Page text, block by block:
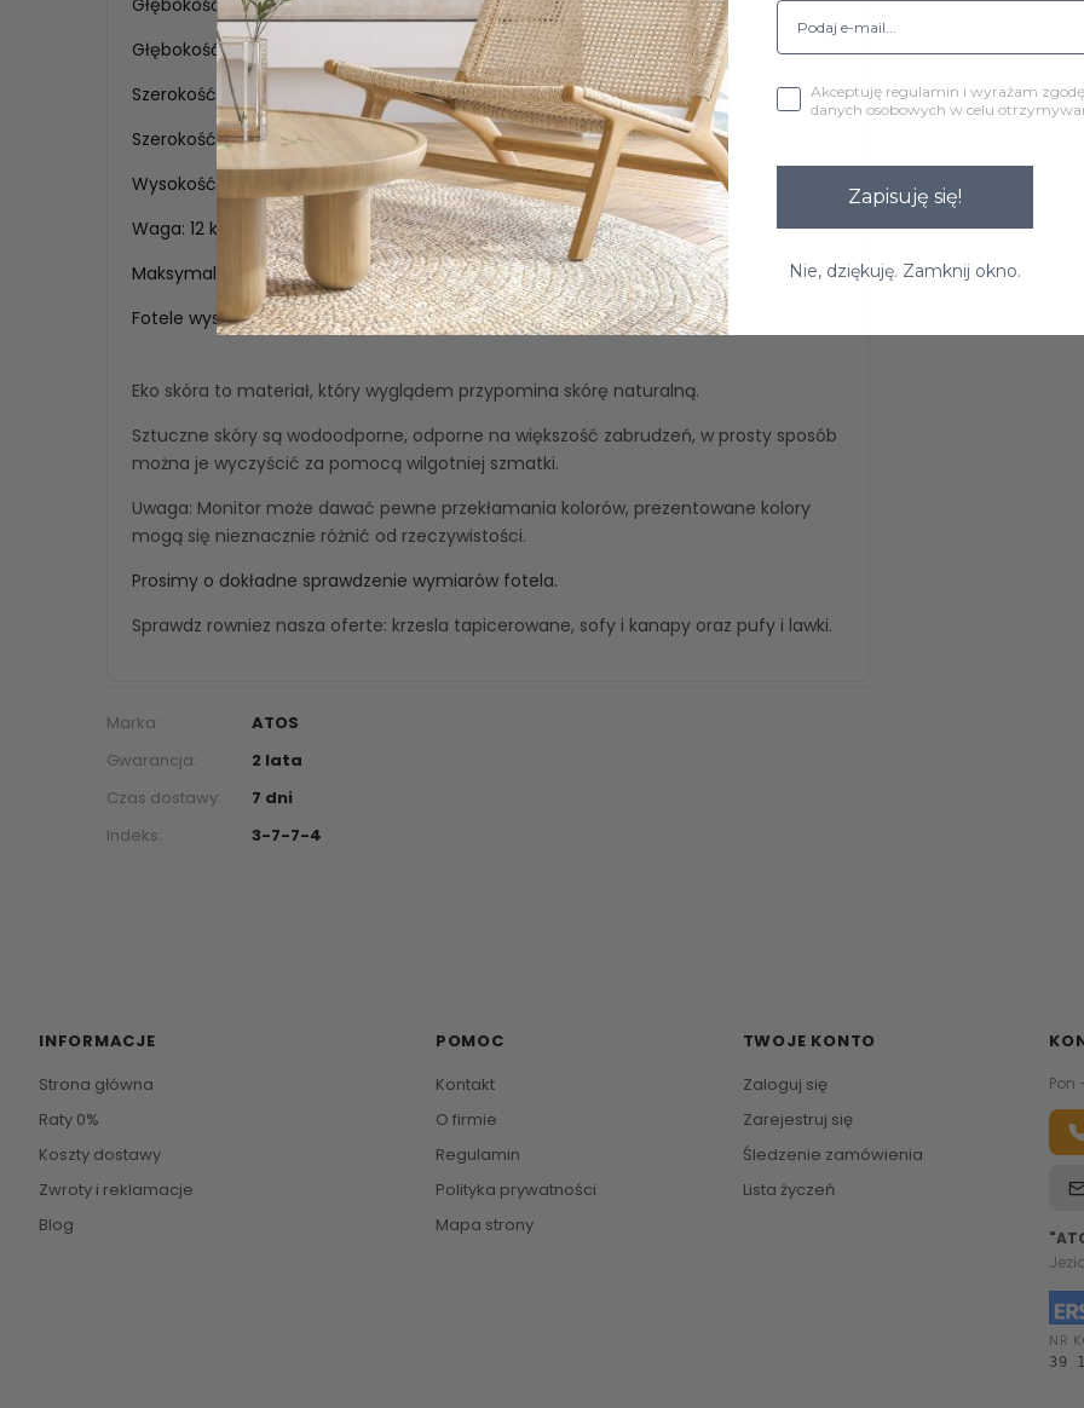
Głębokość: 60 cm,
Głębokość siedziska: 41 cm,
Szerokość: 73 cm,
Szerokość siedziska: 42 cm,
Wysokość oparcia: 34 cm,
Waga: 12 kg,
Maksymalna waga obciążenia: 120 kg.
Fotele wysyłane są w całości. Tylko 4 nóżki należy wkręcić do fotela.
Eko skóra to materiał, który wyglądem przypomina skórę naturalną.
Sztuczne skóry są wodoodporne, odporne na większość zabrudzeń, w prosty sposób
można je wyczyścić za pomocą wilgotniej szmatki.
Uwaga: Monitor może dawać pewne przekłamania kolorów, prezentowane kolory
mogą się nieznacznie różnić od rzeczywistości.
Prosimy o dokładne sprawdzenie wymiarów fotela.
Sprawdz rowniez nasza oferte: krzesla tapicerowane, sofy i kanapy oraz pufy i lawki.
Marka:
ATOS
Gwarancja:
2 lata
Czas dostawy:
7 dni
Indeks:
3-7-7-4
INFORMACJE
Strona główna
Raty 0%
Koszty dostawy
Zwroty i reklamacje
Blog
POMOC
Kontakt
O firmie
Regulamin
Polityka prywatności
Mapa strony
TWOJE KONTO
Zaloguj się
Zarejestruj się
Śledzenie zamówienia
Lista życzeń
Pon
NR
39
Akceptuję regulamin i wyrażam
danych osobowych w celu
Zapisuję się!
Nie, dziękuję. Zamknij okno.